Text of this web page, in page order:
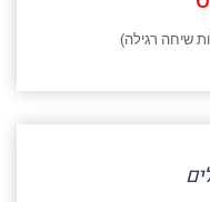
שיחה רגילה)